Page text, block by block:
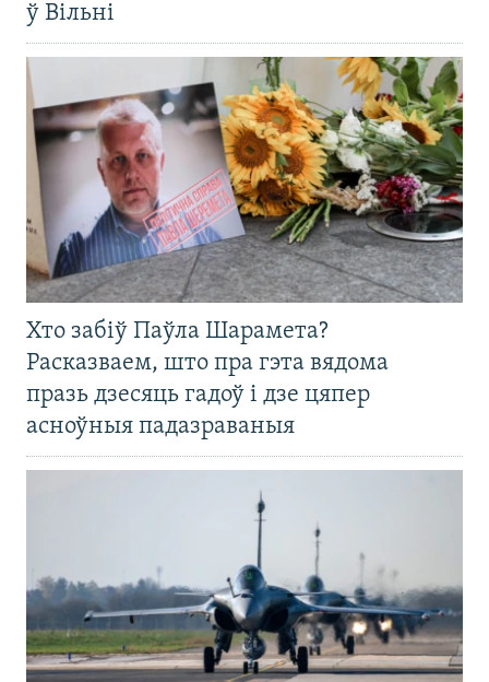
ў Вільні
Хто забіў Паўла Шарамета?
Расказваем, што пра гэта вядома
празь дзесяць гадоў і дзе цяпер
асноўныя падазраваныя